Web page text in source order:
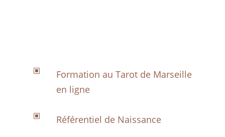
W
Formation au Tarot de Marseille
en ligne
W Référentiel de Naissance